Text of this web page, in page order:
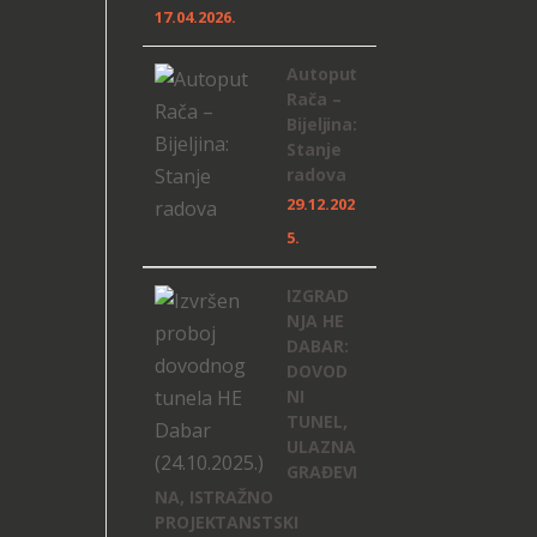
17.04.2026.
Autoput
Rača –
Bijeljina:
Stanje
radova
29.12.202
5.
IZGRAD
NJA HE
DABAR:
DOVOD
NI
TUNEL,
ULAZNA
GRAĐEVI
NA, ISTRAŽNO
PROJEKTANSTSKI